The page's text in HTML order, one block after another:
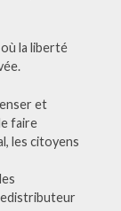
la liberté
et
faire
les citoyens